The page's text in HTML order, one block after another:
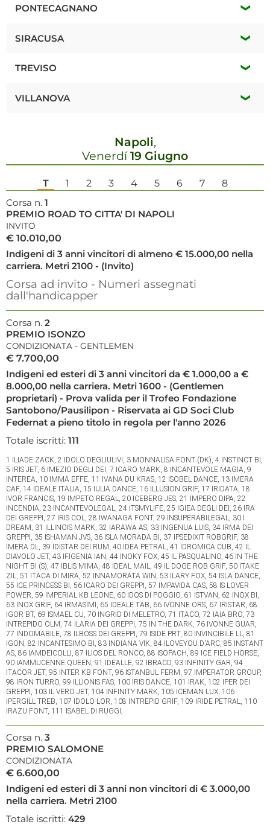
Mercoledí 12 Agosto
PONTECAGNANO
Mercoledí 12 Agosto
SIRACUSA
Mercoledí 12 Agosto
TREVISO
Domenica 16 Agosto
VILLANOVA
Napoli,
Venerdí19 Giugno
T 1 2 3 4 5 6 7
8
Corsa n. 1
PREMIO ROAD TO CITTA' DI NAPOLI
INVITO
€ 10.010,00
Indigeni di 3 anni vincitori di almeno € 15.000,00 nella
carriera. Metri 2100 - (Invito)
Corsa ad invito - Numeri assegnati
dall'handicapper
Corsa n. 2
PREMIO ISONZO
CONDIZIONATA - GENTLEMEN
€ 7.700,00
Indigeni ed esteri di 3 anni vincitori da € 1.000,00 a €
8.000,00 nella carriera. Metri 1600 - (Gentlemen
proprietari) - Prova valida per il Trofeo Fondazione
Santobono/Pausilipon - Riservata ai GD Soci Club
Federnat a pieno titolo in regola per l'anno 2026
Totale iscritti: 111
1 ILIADE ZACK, 2 IDOLO DEGLIULIVI, 3 MONNALISA FONT (DK), 4 INSTINCT BI,
5 IRIS JET, 6 IMEZIO DEGLI DEI, 7 ICARO MARK, 8 INCANTEVOLE MAGIA, 9
INTEREA, 10 IMMA EFFE, 11 IVANA DU KRAS, 12 ISOBEL DANCE, 13 IMERA
CAF, 14 IDEALE ITALIA, 15 IULIA DANCE, 16 ILLUSION GRIF, 17 IRIDATA, 18
IVOR FRANCIS, 19 IMPETO REGAL, 20 ICEBERG JES, 21 IMPERO DIPA, 22
INCENDIA, 23 INCANTEVOLEGAL, 24 ITSMYLIFE, 25 IGIEA DEGLI DEI, 26 IRA
DEI GREPPI, 27 IRIS COL, 28 IWANAGA FONT, 29 INSUPERABILEGAL, 30 I
DREAM, 31 ILLINOIS MARK, 32 IARAWA AS, 33 INGENUA LUIS, 34 IRMA DEI
GREPPI, 35 ISHAMAN JVS, 36 ISLA MORADA BI, 37 IPSEDIXIT ROBGRIF, 38
IMERA DL, 39 IDISTAR DEI RUM, 40 IDEA PETRAL, 41 IDROMICA CUB, 42 IL
DIAVOLO JET, 43 IFIGENIA IAN, 44 INOKY FOX, 45 IL PASQUALINO, 46 IN THE
NIGHT BI (S), 47 IBLIS MIMA, 48 IDEAL MAIL, 49 IL DOGE ROB GRIF, 50 ITAKE
ZIL, 51 ITACA DI MIRA, 52 INNAMORATA WIN, 53 ILARY FOX, 54 ISLA DANCE,
55 ICE PRINCESS BI, 56 ICARO DEI GREPPI, 57 IMPAVIDA CAS, 58 IS LOVER
POWER, 59 IMPERIAL KB LEONE, 60 IDOS DI POGGIO, 61 ISTVAN, 62 INOX BI,
63 INOX GRIF, 64 IRMASIMI, 65 IDEALE TAB, 66 IVONNE ORS, 67 IRISTAR, 68
IGOR BT, 69 ISMAEL CU, 70 INGRID DI MELETRO, 71 ITACO, 72 IAIA BRO, 73
INTREPIDO OLM, 74 ILARIA DEI GREPPI, 75 IN THE DARK, 76 IVONNE GUAR,
77 INDOMABILE, 78 ILBOSS DEI GREPPI, 79 ISIDE PRT, 80 INVINCIBILE LL, 81
IGON, 82 INCANTESIMO BI, 83 INDIANA VIK, 84 ILOVEYOU D'ARC, 85 INSTANT
AS, 86 IAMDEICOLLI, 87 ILIOS DEL RONCO, 88 ISOPACH, 89 ICE FIELD HORSE,
90 IAMMUCENNE QUEEN, 91 IDEALLE, 92 IBRACD, 93 INFINITY GAR, 94
ITACOR JET, 95 INTER KB FONT, 96 ISTANBUL FERM, 97 IMPERATOR GROUP,
98 IRON TURRO, 99 ILLIONIS FAS, 100 IRIS DANCE, 101 IRAK, 102 IPER DEI
GREPPI, 103 IL VERO JET, 104 INFINITY MARK, 105 ICEMAN LUX, 106
IPERGILL TREB, 107 IDOLO LOR, 108 INTREPID GRIF, 109 IRIDE PETRAL, 110
IRAZU FONT, 111 ISABEL DI RUGGI,
Corsa n. 3
PREMIO SALOMONE
CONDIZIONATA
€ 6.600,00
Indigeni ed esteri di 3 anni non vincitori di € 3.000,00
nella carriera. Metri 2100
Totale iscritti: 429